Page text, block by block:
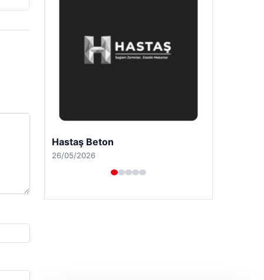
Enes Kaplan Avukatlık Bürosu
28/04/2026